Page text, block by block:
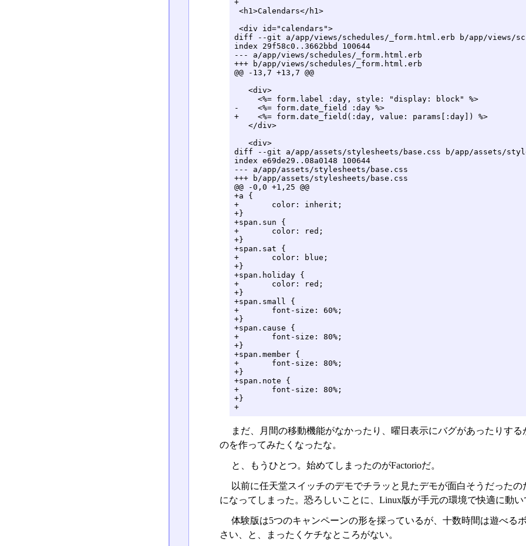
+
<h1>Calendars</h1>
<div id="calendars">
diff --git a/app/views/schedules/_form.html.erb b/app/views/
index 29f58c0..3662bbd 100644
--- a/app/views/schedules/_form.html.erb
+++ b/app/views/schedules/_form.html.erb
@@ -13,7 +13,7 @@
   <div>
     <%= form.label :day, style: "display: block" %>
-    <%= form.date_field :day %>
+    <%= form.date_field(:day, value: params[:day]) %>
   </div>
   <div>
diff --git a/app/assets/stylesheets/base.css b/app/assets/
index e69de29..08a0148 100644
--- a/app/assets/stylesheets/base.css
+++ b/app/assets/stylesheets/base.css
@@ -0,0 +1,25 @@
+a {
+	color: inherit;
+}
+span.sun {
+	color: red;
+}
+span.sat {
+	color: blue;
+}
+span.holiday {
+	color: red;
+}
+span.small {
+	font-size: 60%;
+}
+span.cause {
+	font-size: 80%;
+}
+span.member {
+	font-size: 80%;
+}
+span.note {
+	font-size: 80%;
+}
+
まだ、月間の移動機能がなかったり、曜日表示にバグがあったりす
のを作ってみたくなったな。
と、もうひとつ。始めてしまったのがFactorioだ。
以前に任天堂スイッチのデモでチラッと見たデモが面白そうだった
になってしまった。恐ろしいことに、Linux版が手元の環境で快適に動
体験版は5つのキャンペーンの形を採っているが、十数時間は遊べる
さい、と、まったくケチなところがない。